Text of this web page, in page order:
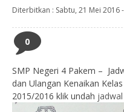
Diterbitkan : Sabtu, 21 Mei 2016-
0
SMP Negeri 4 Pakem –
dan Ulangan Kenaikan
2015/2016 klik undah